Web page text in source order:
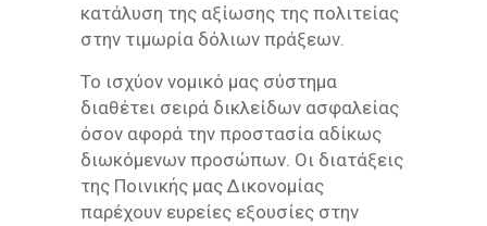
κατάλυση της αξίωσης της πολιτείας
στην τιμωρία δόλιων πράξεων.
Το ισχύον νομικό μας σύστημα
διαθέτει σειρά δικλείδων ασφαλείας
όσον αφορά την προστασία αδίκως
διωκόμενων προσώπων. Οι διατάξεις
της Ποινικής μας Δικονομίας
παρέχουν ευρείες εξουσίες στην